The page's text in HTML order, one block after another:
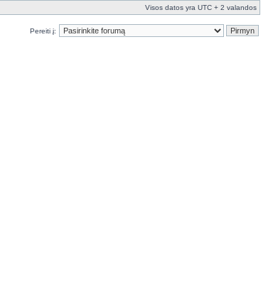
Visos datos yra UTC + 2 valandos
Pereiti į: